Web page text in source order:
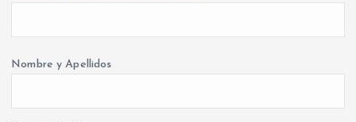
Nombre y Apellidos